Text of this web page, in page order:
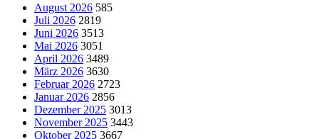
August 2026 585
Juli 2026 2819
Juni 2026 3513
Mai 2026 3051
April 2026 3489
März 2026 3630
Februar 2026 2723
Januar 2026 2856
Dezember 2025 3013
November 2025 3443
Oktober 2025 3667